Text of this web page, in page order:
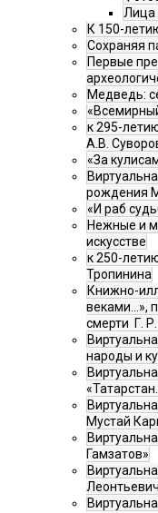
Лица
К 150-
Сохраняя
Первые
Медведь:
к 295-
А.В.
«За
рождения
«И раб
Нежные и
искусстве
к 250-
Тропинина
Книжно-
веками…»,
смерти Г.
народы и
Мустай
Гамзатов»